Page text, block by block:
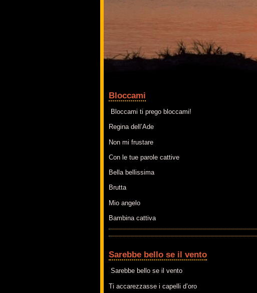
Bloccami
Bloccami ti prego bloccami!
Regina dell’Ade
Non mi frustare
Con le tue parole cattive
Bella bellissima
Brutta
Mio angelo
Bambina cattiva
Sarebbe bello se il vento
Sarebbe bello se il vento
Ti accarezzasse i capelli d’oro